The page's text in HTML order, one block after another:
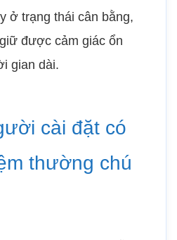
ở trạng thái cân bằng,
được cảm giác ổn
gian dài.
cài đặt có
thường chú